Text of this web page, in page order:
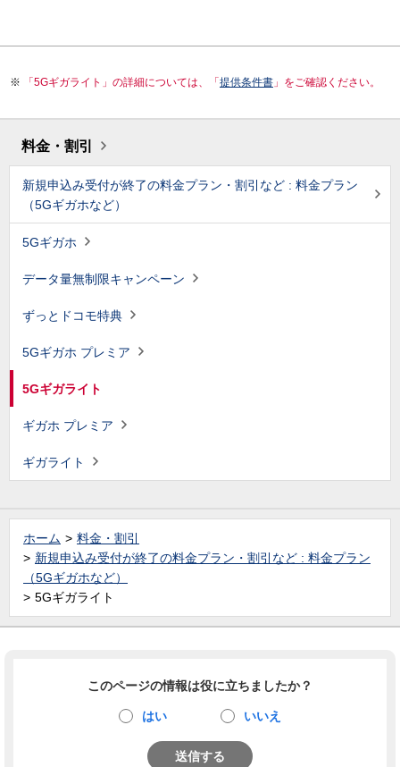
「5Gギガライト」の詳細については、「 提供条件書 」をご確認ください。
料金・割引
新規申込み受付が終了の料金プラン・割引など : 料金プラン
（5Gギガホなど）
5Gギガホ
データ量無制限キャンペーン
ずっとドコモ特典
5Gギガホ プレミア
5Gギガライト
ギガホ プレミア
ギガライト
ホーム
料金・割引
新規申込み受付が終了の料金プラン・割引など : 料金プラン
（5Gギガホなど）
5Gギガライト
このページの情報は役に立ちましたか？
はい いいえ
送信する